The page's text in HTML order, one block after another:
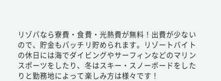
リゾバなら寮費・食費・光熱費が無料！出費が少ない
ので、貯金もバッチリ貯められます。リゾートバイト
の休日には海でダイビングやサーフィンなどのマリン
スポーツをしたり、冬はスキー・スノーボードをした
りと勤務地によって楽しみ方は様々です！